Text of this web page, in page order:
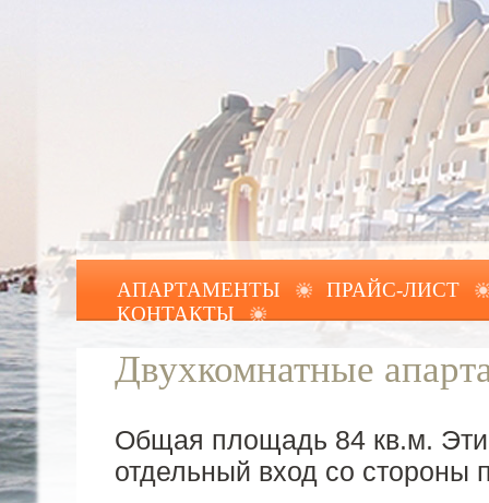
АПАРТАМЕНТЫ
ПРАЙС-ЛИСТ
КОНТАКТЫ
Двухкомнатные
Общая площадь 84 кв.м.
отдельный вход со стороны